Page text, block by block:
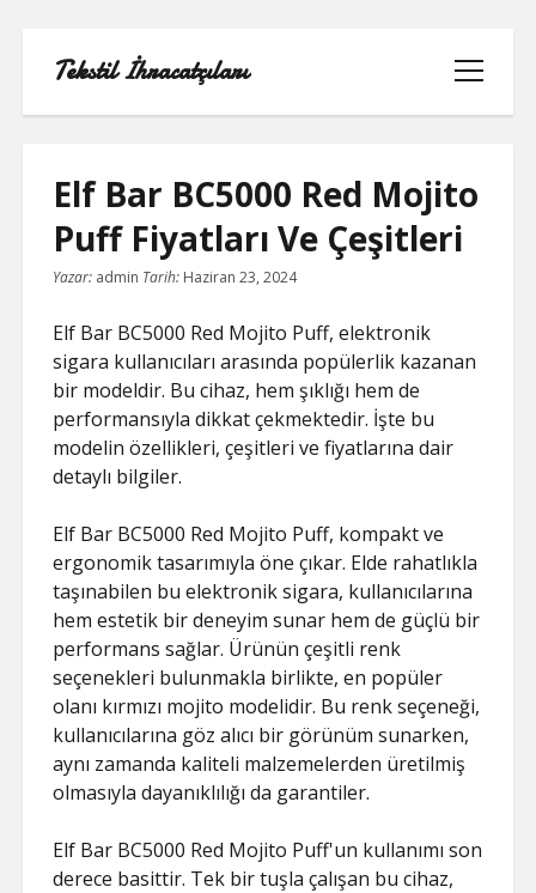
Tekstil İhracatçıları
menüyü
aç
1000 LINKEDIN TAKIPÇI HILESI
IPHONE
LINKEDIN BEĞENI KASMA PARASIZ
LISTE
Elf Bar BC5000 Red Mojito
Puff Fiyatları Ve Çeşitleri
Yazar: admin Tarih: Haziran 23, 2024
Elf Bar BC5000 Red Mojito Puff, elektronik
sigara kullanıcıları arasında popülerlik kazanan
bir modeldir. Bu cihaz, hem şıklığı hem de
performansıyla dikkat çekmektedir. İşte bu
modelin özellikleri, çeşitleri ve fiyatlarına dair
detaylı bilgiler.
Elf Bar BC5000 Red Mojito Puff, kompakt ve
ergonomik tasarımıyla öne çıkar. Elde rahatlıkla
taşınabilen bu elektronik sigara, kullanıcılarına
hem estetik bir deneyim sunar hem de güçlü bir
performans sağlar. Ürünün çeşitli renk
seçenekleri bulunmakla birlikte, en popüler
olanı kırmızı mojito modelidir. Bu renk seçeneği,
kullanıcılarına göz alıcı bir görünüm sunarken,
aynı zamanda kaliteli malzemelerden üretilmiş
olmasıyla dayanıklılığı da garantiler.
Elf Bar BC5000 Red Mojito Puff'un kullanımı son
derece basittir. Tek bir tuşla çalışan bu cihaz,